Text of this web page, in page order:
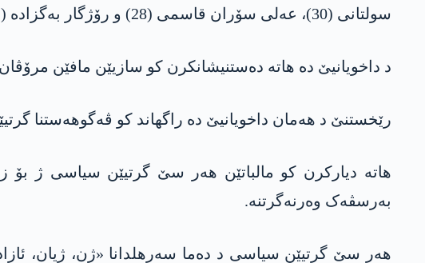
سولتانی (30)، عەلی سۆران قاسمی (28) و رۆژگار بەگزادە (42) ب شێوازەکی نە یاسایی ژ گرتیگەها ئورمیەیێ ژ بۆ گرتیگەها گشتی یا سوجان هاتن شاندن.
د داخویانیێ دە هاتە دەستنیشانکرن کو سازیێن مافێن
رێخستنێ د هەمان داخویانیێ دە راگهاند کو ڤەگوهەستنا
هاتە دیارکرن کو مالباتێن هەر سێ گرتیێن سیاسی ژ بۆ
بەرسڤەک وەرنەگرتنە.
هه‌ر سێ گرتیێن سیاسی د دەما سەرهلدانا «ژن، ژیان،